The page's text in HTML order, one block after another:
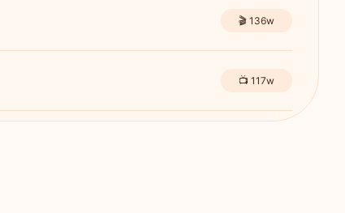
🎬 136w
📺 117w